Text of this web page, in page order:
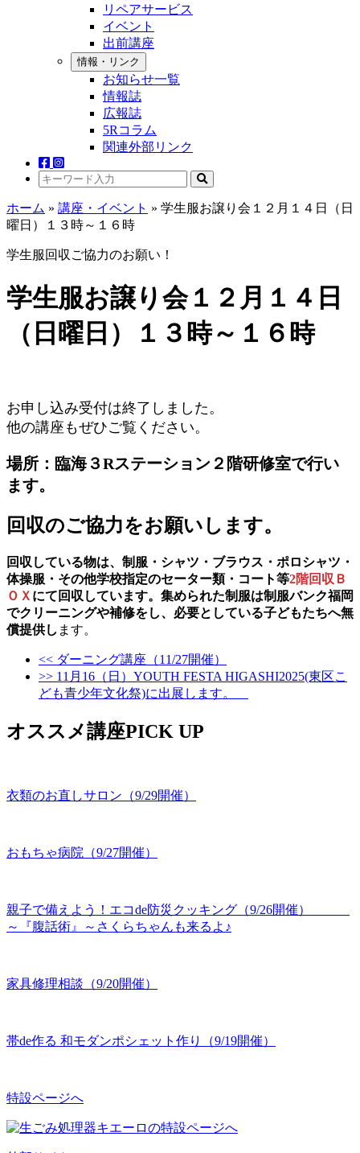
リペアサービス
イベント
出前講座
情報・リンク
お知らせ一覧
情報誌
広報誌
5Rコラム
関連外部リンク
ホーム » 講座・イベント » 学生服お譲り会１２月１４日（日
曜日）１３時～１６時
学生服回収ご協力のお願い！
学生服お譲り会１２月１４日
（日曜日）１３時～１６時
お申し込み受付は終了しました。
他の講座もぜひご覧ください。
場所：臨海３Rステーション２階研修室で行い
ます。
回収のご協力をお願いします。
回収している物は、制服・シャツ・ブラウス・ポロシャツ・
体操服・その他学校指定のセーター類・コート等2階回収Ｂ
ＯＸ にて回収しています。集められた制服は制服バンク福岡
でクリーニングや補修をし、必要としている子どもたちへ無
償提供し ます。
<< ダーニング講座（11/27開催）
>> 11月16（日）YOUTH FESTA HIGASHI2025(東区こ
ども青少年文化祭)に出展します。
オススメ講座PICK UP
衣類のお直しサロン（9/29開催）
おもちゃ病院（9/27開催）
親子で備えよう！エコde防災クッキング（9/26開催）
～『腹話術』～さくらちゃんも来るよ♪
家具修理相談（9/20開催）
帯de作る 和モダンポシェット作り（9/19開催）
特設ページへ